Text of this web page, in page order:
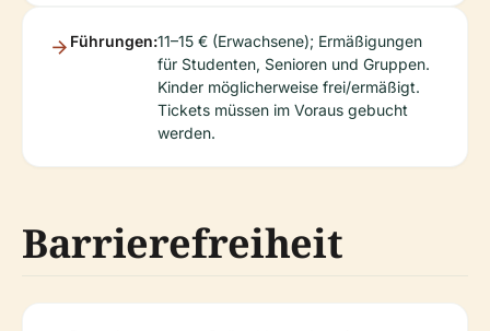
Führungen:11–15 € (Erwachsene); Ermäßigungen
für Studenten, Senioren und Gruppen.
Kinder möglicherweise frei/ermäßigt.
Tickets müssen im Voraus gebucht
werden.
Barrierefreiheit